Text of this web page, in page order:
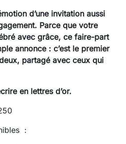
d’une invitation aussi
Parce que votre
avec grâce, ce faire-part
annonce : c’est le premier
partagé avec ceux qui
en lettres d’or.
: